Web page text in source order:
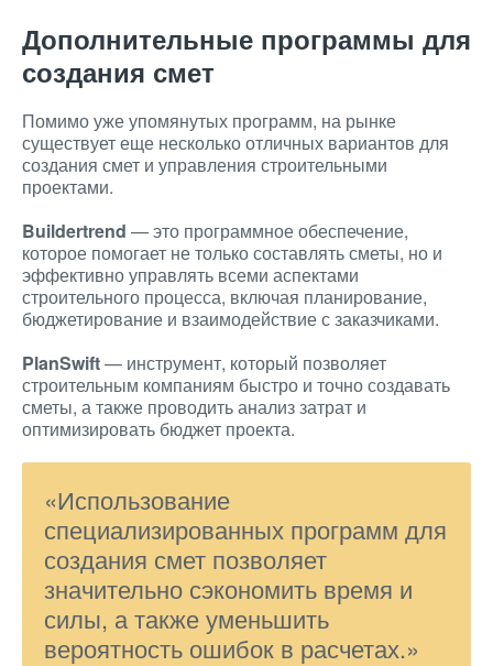
Дополнительные программы для
создания смет
Помимо уже упомянутых программ, на рынке
существует еще несколько отличных вариантов для
создания смет и управления строительными
проектами.
Buildertrend — это программное обеспечение,
которое помогает не только составлять сметы, но и
эффективно управлять всеми аспектами
строительного процесса, включая планирование,
бюджетирование и взаимодействие с заказчиками.
PlanSwift— инструмент, который позволяет
строительным компаниям быстро и точно создавать
сметы, а также проводить анализ затрат и
оптимизировать бюджет проекта.
«Использование
специализированных программ для
создания смет позволяет
значительно сэкономить время и
силы, а также уменьшить
вероятность ошибок в расчетах.»